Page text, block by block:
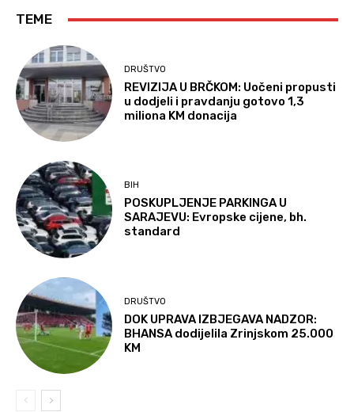
TEME
DRUŠTVO
REVIZIJA U BRČKOM: Uočeni propusti
u dodjeli i pravdanju gotovo 1,3
miliona KM donacija
BIH
POSKUPLJENJE PARKINGA U
SARAJEVU: Evropske cijene, bh.
standard
DRUŠTVO
DOK UPRAVA IZBJEGAVA NADZOR:
BHANSA dodijelila Zrinjskom 25.000
KM